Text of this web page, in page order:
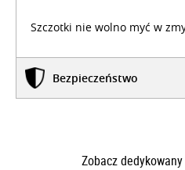
Szczotki nie wolno myć w
Bezpieczeństwo
Zobacz